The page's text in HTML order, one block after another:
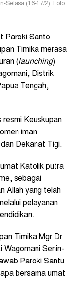
Selasa (16-17/2). Foto:
Paroki Santo
Timika merasa
(launching)
Distrik
Tengah,
resmi Keuskupan
iman
Dekanat Tigi.
umat Katolik putra
sebagai
Allah yang telah
pelayanan
Timika Mgr Dr
Wagomani Senin-
Paroki Santu
bersama umat